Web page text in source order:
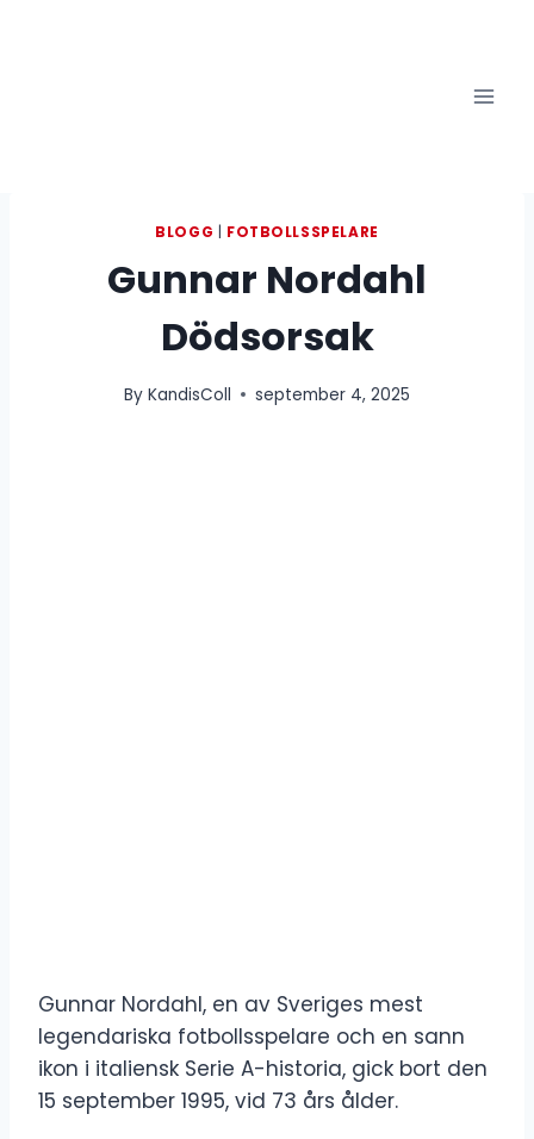
BLOGG FOTBOLLSSPELARE
Gunnar Nordahl
Dödsorsak
By KandisColl september 4, 2025
Gunnar Nordahl, en av Sveriges mest
legendariska fotbollsspelare och en sann
ikon i italiensk Serie A-historia, gick bort den
15 september 1995, vid 73 års ålder.